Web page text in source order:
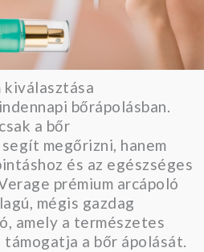
bőrápolásban.
a bőr
megőrizni, hanem
és az egészséges
prémium arcápoló
mégis gazdag
amely a természetes
a bőr ápolását.